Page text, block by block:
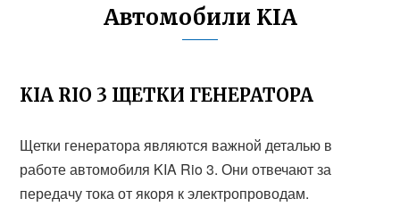
Автомобили KIA
KIA RIO 3 ЩЕТКИ ГЕНЕРАТОРА
Щетки генератора являются важной деталью в
работе автомобиля KIA Rio 3. Они отвечают за
передачу тока от якоря к электропроводам.